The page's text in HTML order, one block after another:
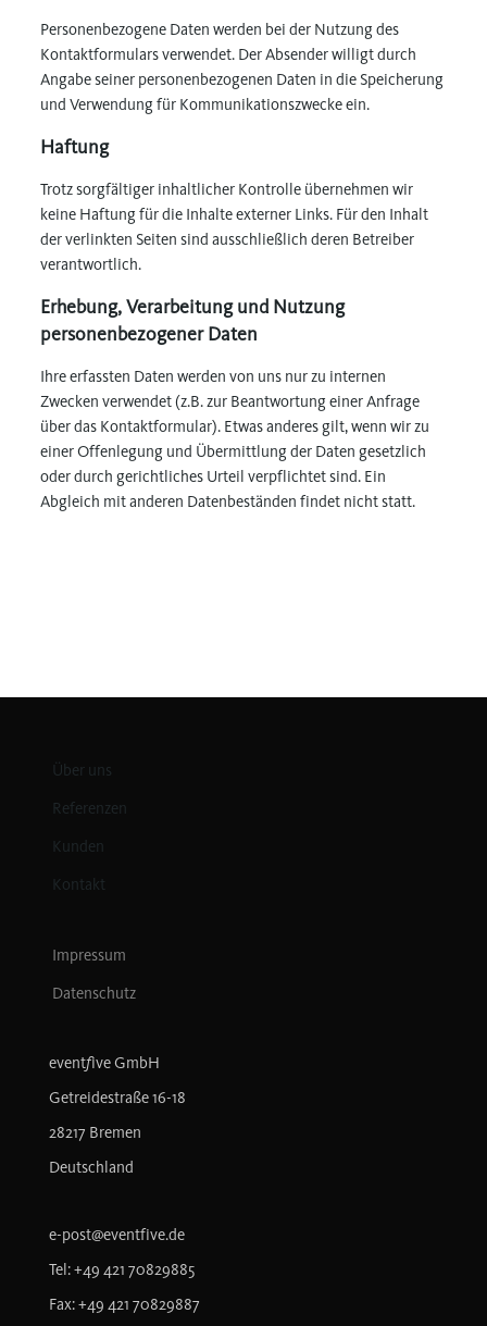
Personenbezogene Daten werden bei der Nutzung des
Kontaktformulars verwendet. Der Absender willigt durch
Angabe seiner personenbezogenen Daten in die Speicherung
und Verwendung für Kommunikationszwecke ein.
Haftung
Trotz sorgfältiger inhaltlicher Kontrolle übernehmen wir
keine Haftung für die Inhalte externer Links. Für den Inhalt
der verlinkten Seiten sind ausschließlich deren Betreiber
verantwortlich.
Erhebung, Verarbeitung und Nutzung
personenbezogener Daten
Ihre erfassten Daten werden von uns nur zu internen
Zwecken verwendet (z.B. zur Beantwortung einer Anfrage
über das Kontaktformular). Etwas anderes gilt, wenn wir zu
einer Offenlegung und Übermittlung der Daten gesetzlich
oder durch gerichtliches Urteil verpflichtet sind. Ein
Abgleich mit anderen Datenbeständen findet nicht statt.
Über uns
Referenzen
Kunden
Kontakt
Impressum
Datenschutz
eventfive GmbH
Getreidestraße 16-18
28217 Bremen
Deutschland
e-post@eventfive.de
Tel: +49 421 70829885
Fax: +49 421 70829887